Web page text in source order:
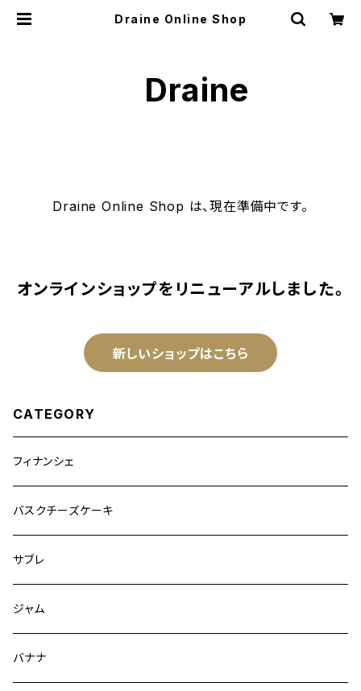
Draine Online Shop
Draine
Draine Online Shop は、現在準備中です。
オンラインショップをリニューアルしました。
新しいショップはこちら
CATEGORY
フィナンシェ
バスクチーズケーキ
サブレ
ジャム
バナナ